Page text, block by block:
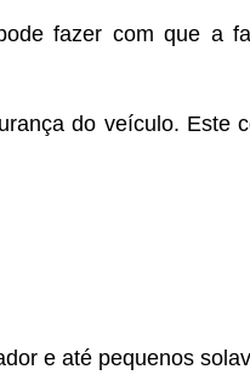
fazer com que a
do veículo. Este
e até pequenos